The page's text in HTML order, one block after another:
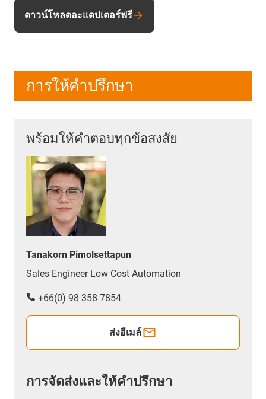
ดาวน์โหลดอะแดปเตอร์ฟรี
การให้คำปรึกษา
พร้อมให้คำตอบทุกข้อสงสัย
Tanakorn Pimolsettapun
Sales Engineer Low Cost Automation
+66(0) 98 358 7854
ส่งอีเมล์
การจัดส่งและให้คำปรึกษา